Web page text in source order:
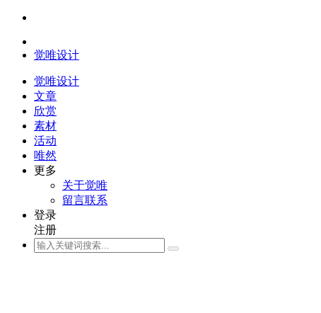
觉唯设计
觉唯设计
文章
欣赏
素材
活动
唯然
更多
关于觉唯
留言联系
登录
注册